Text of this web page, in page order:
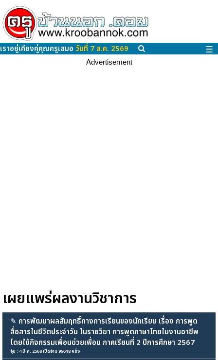
เราอยู่เคียงคู่คุณครูเสมอ วันที่ 7 ส.ค. 2569 ☰
Advertisement
เผยแพร่ผลงานวิชาการ
✎ การพัฒนาผลสัมฤทธิ์ทางการเรียนของนักเรียน เรื่อง การพูด
สื่อสารในชีวิตประจำวัน ในรายวิชา การพูดภาษาไทยในงานอาชีพ
โดยใช้กิจกรรมเพื่อนช่วยเพื่อน ภาคเรียนที่ 2 ปีการศึกษา 2567
อุ้น : 4 มี.ค. 2568 เปิดอ่าน 99618 ครั้ง